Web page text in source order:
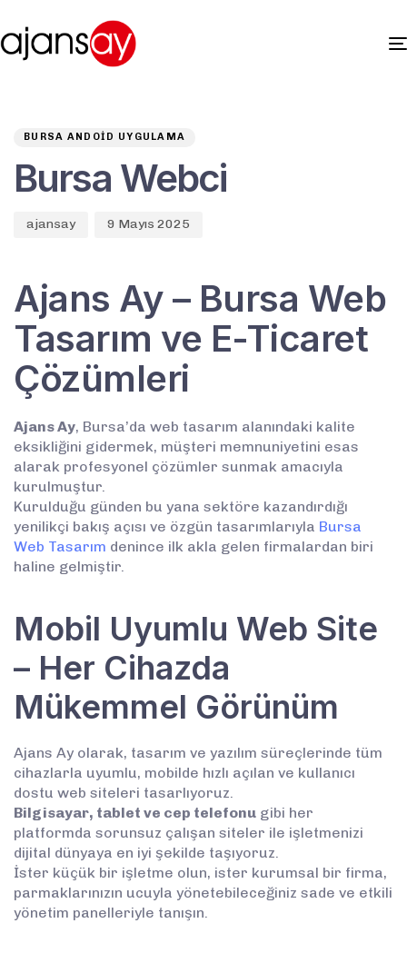
BURSA ANDOID UYGULAMA
Bursa Webci
ajansay 9 Mayıs 2025
Ajans Ay – Bursa Web
Tasarım ve E-Ticaret
Çözümleri
Ajans Ay, Bursa’da web tasarım alanındaki kalite
eksikliğini gidermek, müşteri memnuniyetini esas
alarak profesyonel çözümler sunmak amacıyla
kurulmuştur.
Kurulduğu günden bu yana sektöre kazandırdığı
yenilikçi bakış açısı ve özgün tasarımlarıyla Bursa
Web Tasarım denince ilk akla gelen firmalardan biri
haline gelmiştir.
Mobil Uyumlu Web Site
– Her Cihazda
Mükemmel Görünüm
Ajans Ay olarak, tasarım ve yazılım süreçlerinde tüm
cihazlarla uyumlu, mobilde hızlı açılan ve kullanıcı
dostu web siteleri tasarlıyoruz.
Bilgisayar, tablet ve cep telefonu gibi her
platformda sorunsuz çalışan siteler ile işletmenizi
dijital dünyaya en iyi şekilde taşıyoruz.
İster küçük bir işletme olun, ister kurumsal bir firma,
parmaklarınızın ucuyla yönetebileceğiniz sade ve etkili
yönetim panelleriyle tanışın.